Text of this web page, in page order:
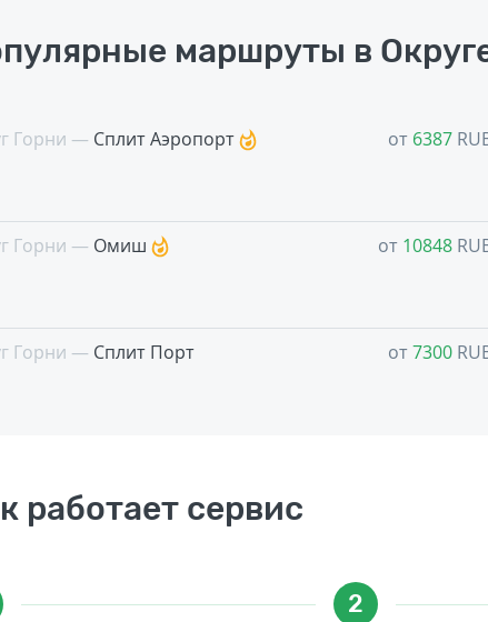
маршруты в
Горни — Сплит Аэропорт от 6387
Горни — Омиш от 10848
Горни — Сплит Порт от7300
работает сервис
2